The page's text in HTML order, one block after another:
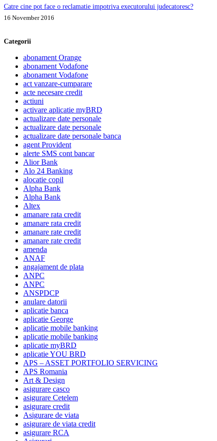
Catre cine pot face o reclamatie impotriva executorului judecatoresc?
16 November 2016
Categorii
abonament Orange
abonament Vodafone
abonament Vodafone
act vanzare-cumparare
acte necesare credit
actiuni
activare aplicatie myBRD
actualizare date personale
actualizare date personale
actualizare date personale banca
agent Provident
alerte SMS cont bancar
Alior Bank
Alo 24 Banking
alocatie copil
Alpha Bank
Alpha Bank
Altex
amanare rata credit
amanare rata credit
amanare rate credit
amanare rate credit
amenda
ANAF
angajament de plata
ANPC
ANPC
ANSPDCP
anulare datorii
aplicatie banca
aplicatie George
aplicatie mobile banking
aplicatie mobile banking
aplicatie myBRD
aplicatie YOU BRD
APS – ASSET PORTFOLIO SERVICING
APS Romania
Art & Design
asigurare casco
asigurare Cetelem
asigurare credit
Asigurare de viata
asigurare de viata credit
asigurare RCA